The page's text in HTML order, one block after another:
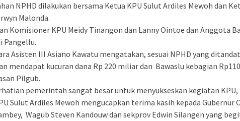
NPHD dilakukan bersama Ketua KPU Sulut Ardiles Mewoh dan
Malonda.
Komisioner KPU Meidy Tinangon dan Lanny Ointoe dan Anggota
Pangellu.
Asisten III Asiano Kawatu mengatakan, sesuai NPHD yang
mendapat kucuran dana Rp 220 miliar dan Bawaslu kebagian
Pilgub.
pemerintah sangat besar untuk menyukseskan kegiatan KPU,
Sulut Ardiles Mewoh mengucapkan terima kasih kepada Gubernur
Wagub Steven Kandouw dan sekprov Edwin Silangen yang